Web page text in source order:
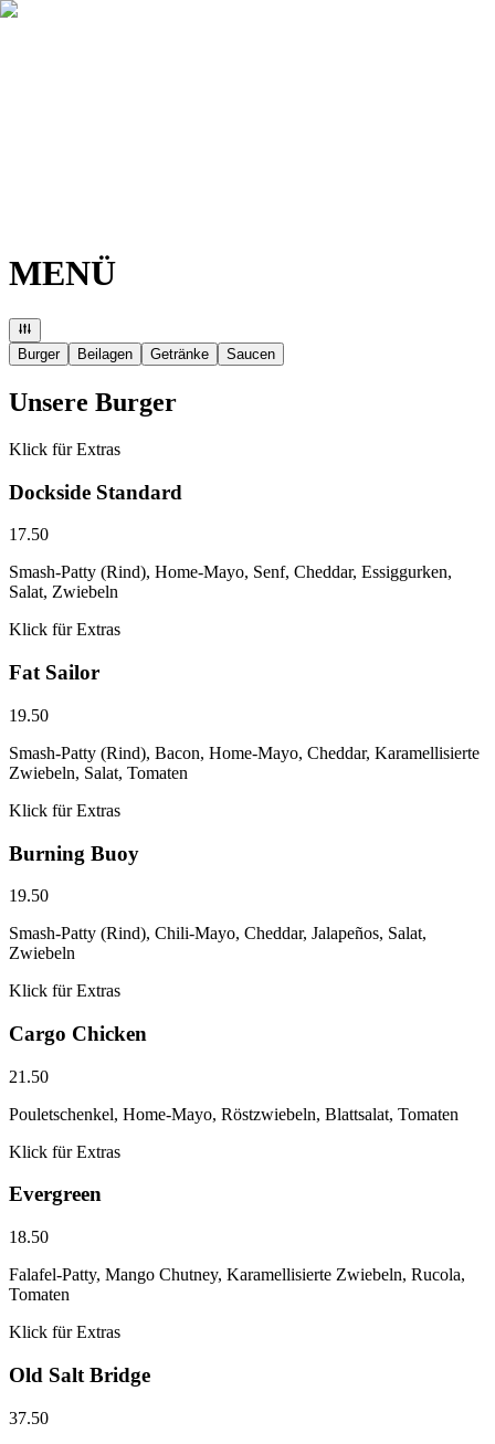
TISCH BUCHEN
MENÜ
Burger Beilagen Getränke Saucen
Unsere Burger
Klick für Extras
Dockside Standard
17.50
Smash-Patty (Rind), Home-Mayo, Senf, Cheddar, Essiggurken,
Salat, Zwiebeln
Klick für Extras
Fat Sailor
19.50
Smash-Patty (Rind), Bacon, Home-Mayo, Cheddar, Karamellisierte
Zwiebeln, Salat, Tomaten
Klick für Extras
Burning Buoy
19.50
Smash-Patty (Rind), Chili-Mayo, Cheddar, Jalapeños, Salat,
Zwiebeln
Klick für Extras
Cargo Chicken
21.50
Pouletschenkel, Home-Mayo, Röstzwiebeln, Blattsalat, Tomaten
Klick für Extras
Evergreen
18.50
Falafel-Patty, Mango Chutney, Karamellisierte Zwiebeln, Rucola,
Tomaten
Klick für Extras
Old Salt Bridge
37.50